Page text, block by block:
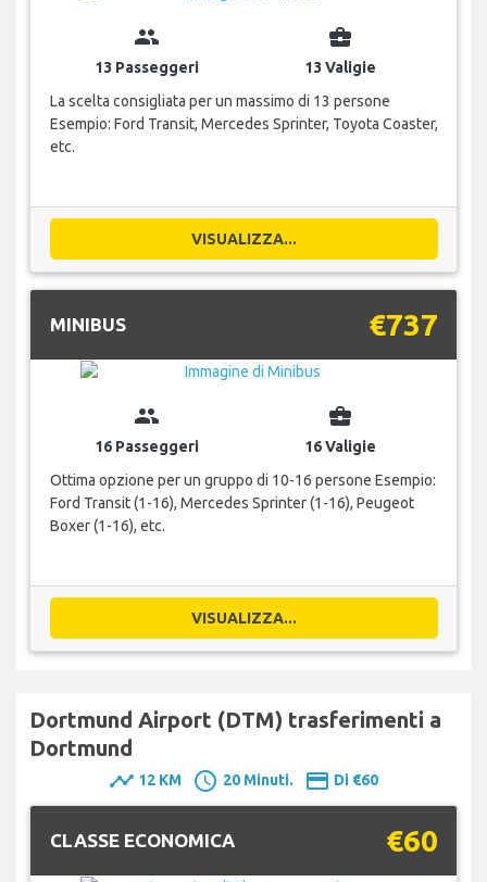
group
13 Passeggeri
business_center
13 Valigie
La scelta consigliata per un massimo di 13 persone
Esempio: Ford Transit, Mercedes Sprinter, Toyota Coaster,
etc.
VISUALIZZA...
MINIBUS €737
group
16 Passeggeri
business_center
16 Valigie
Ottima opzione per un gruppo di 10-16 persone Esempio:
Ford Transit (1-16), Mercedes Sprinter (1-16), Peugeot
Boxer (1-16), etc.
VISUALIZZA...
Dortmund Airport (DTM) trasferimenti a
Dortmund
timeline 12 KM schedule 20 Minuti. payment Di €60
CLASSE ECONOMICA €60